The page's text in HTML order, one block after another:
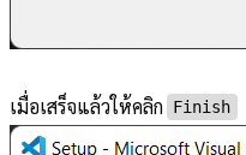
เมื่อเสร็จแล้วให้คลิก Finish